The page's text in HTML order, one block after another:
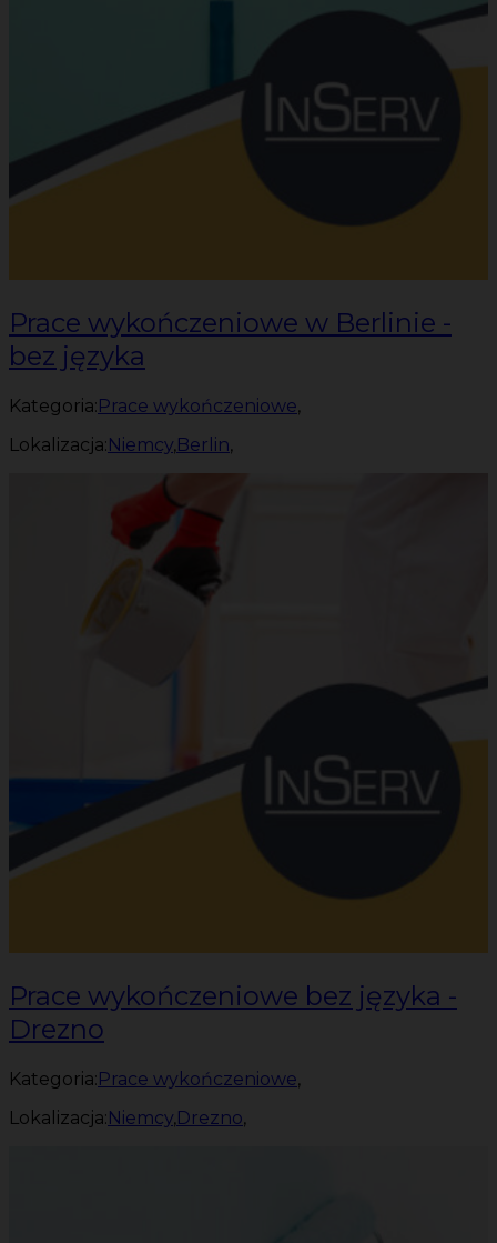
Prace wykończeniowe w Berlinie -
bez języka
Kategoria: Prace wykończeniowe,
Lokalizacja: Niemcy,Berlin,
Prace wykończeniowe bez języka -
Drezno
Kategoria:Prace wykończeniowe,
Lokalizacja:Niemcy,Drezno,